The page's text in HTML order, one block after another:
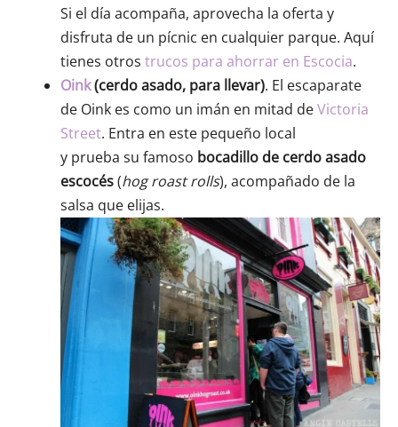
Si el día acompaña, aprovecha la oferta y
disfruta de un pícnic en cualquier parque. Aquí
tienes otros trucos para ahorrar en Escocia.
Oink(cerdo asado, para llevar). El escaparate
de Oink es como un imán en mitad deVictoria
Street. Entra en este pequeño local
y prueba su famoso bocadillo de cerdo asado
escocés(hog roast rolls), acompañado de la
salsa que elijas.